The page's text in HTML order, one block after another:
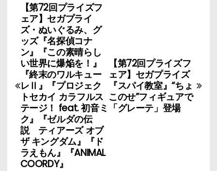
投
稿
ナ
ビ
ゲ
ー
シ
ョ
【第72回プライズフ
ェア】セガプライズ
『スパイ教室』“ちょ
このせ”フィギュアで
「グレーテ」登場
【第72回プライズフ
ェア】セガプライ
ズ・ぬいぐるみ、グ
ッズ『名探偵コナ
ン』『この素晴らし
い世界に爆焔を！』
『終末のワルキュー
レⅡ』『プロジェク
トセカイ カラフルス
テージ！ feat. 初音ミ
ク』『ゼルダの伝
説 ティアーズ オブ
ザ キングダム』『ド
ラえもん』『ANIMAL
COORDY』